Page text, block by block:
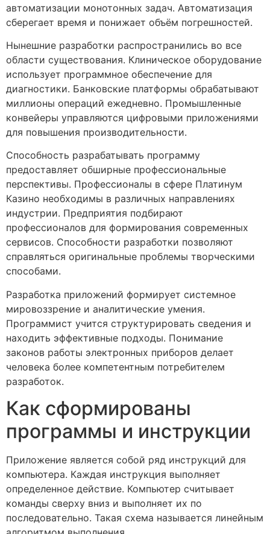
автоматизации монотонных задач. Автоматизация
сберегает время и понижает объём погрешностей.
Нынешние разработки распространились во все
области существования. Клиническое оборудование
использует программное обеспечение для
диагностики. Банковские платформы обрабатывают
миллионы операций ежедневно. Промышленные
конвейеры управляются цифровыми приложениями
для повышения производительности.
Способность разрабатывать программу
предоставляет обширные профессиональные
перспективы. Профессионалы в сфере Платинум
Казино необходимы в различных направлениях
индустрии. Предприятия подбирают
профессионалов для формирования современных
сервисов. Способности разработки позволяют
справляться оригинальные проблемы творческими
способами.
Разработка приложений формирует системное
мировоззрение и аналитические умения.
Программист учится структурировать сведения и
находить эффективные подходы. Понимание
законов работы электронных приборов делает
человека более компетентным потребителем
разработок.
Как сформированы
программы и инструкции
Приложение является собой ряд инструкций для
компьютера. Каждая инструкция выполняет
определенное действие. Компьютер считывает
команды сверху вниз и выполняет их по
последовательно. Такая схема называется линейным